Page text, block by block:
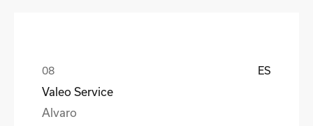
ES
Valeo Service
Alvaro